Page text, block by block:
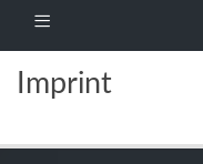
Imprint